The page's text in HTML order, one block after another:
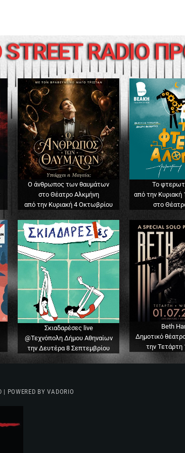
STREET RADIO
Ο άνθρωπος των θαυμάτων
στο Θέατρο Αλκμήνη
από την Κυριακή 4 Οκτωβρίου
Το
από την
στο
Σκιαδαρέσες live
@Τεχνόπολη Δήμου Αθηναίων
την Δευτέρα 8 Σεπτεμβρίου
Beth
Δημοτικό
την Τετάρτη
POWERED BY VADORIO